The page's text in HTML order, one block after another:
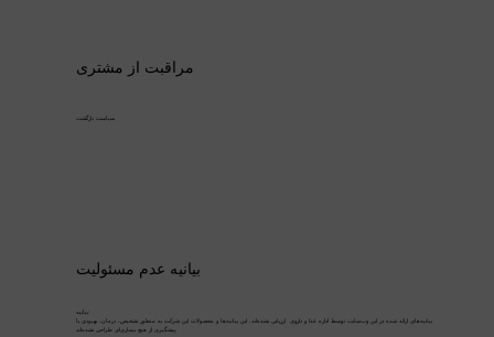
مراقبت از مشتری
سیاست بازگشت
بیانیه عدم مسئولیت
بیانیه‌های ارائه شده در این وب‌سایت توسط اداره غذا و داروی ارزیابی نشده‌اند. این بیانیه‌ها و محصولات این شرکت به منظور تشخیص، درمان، بهبودی یا